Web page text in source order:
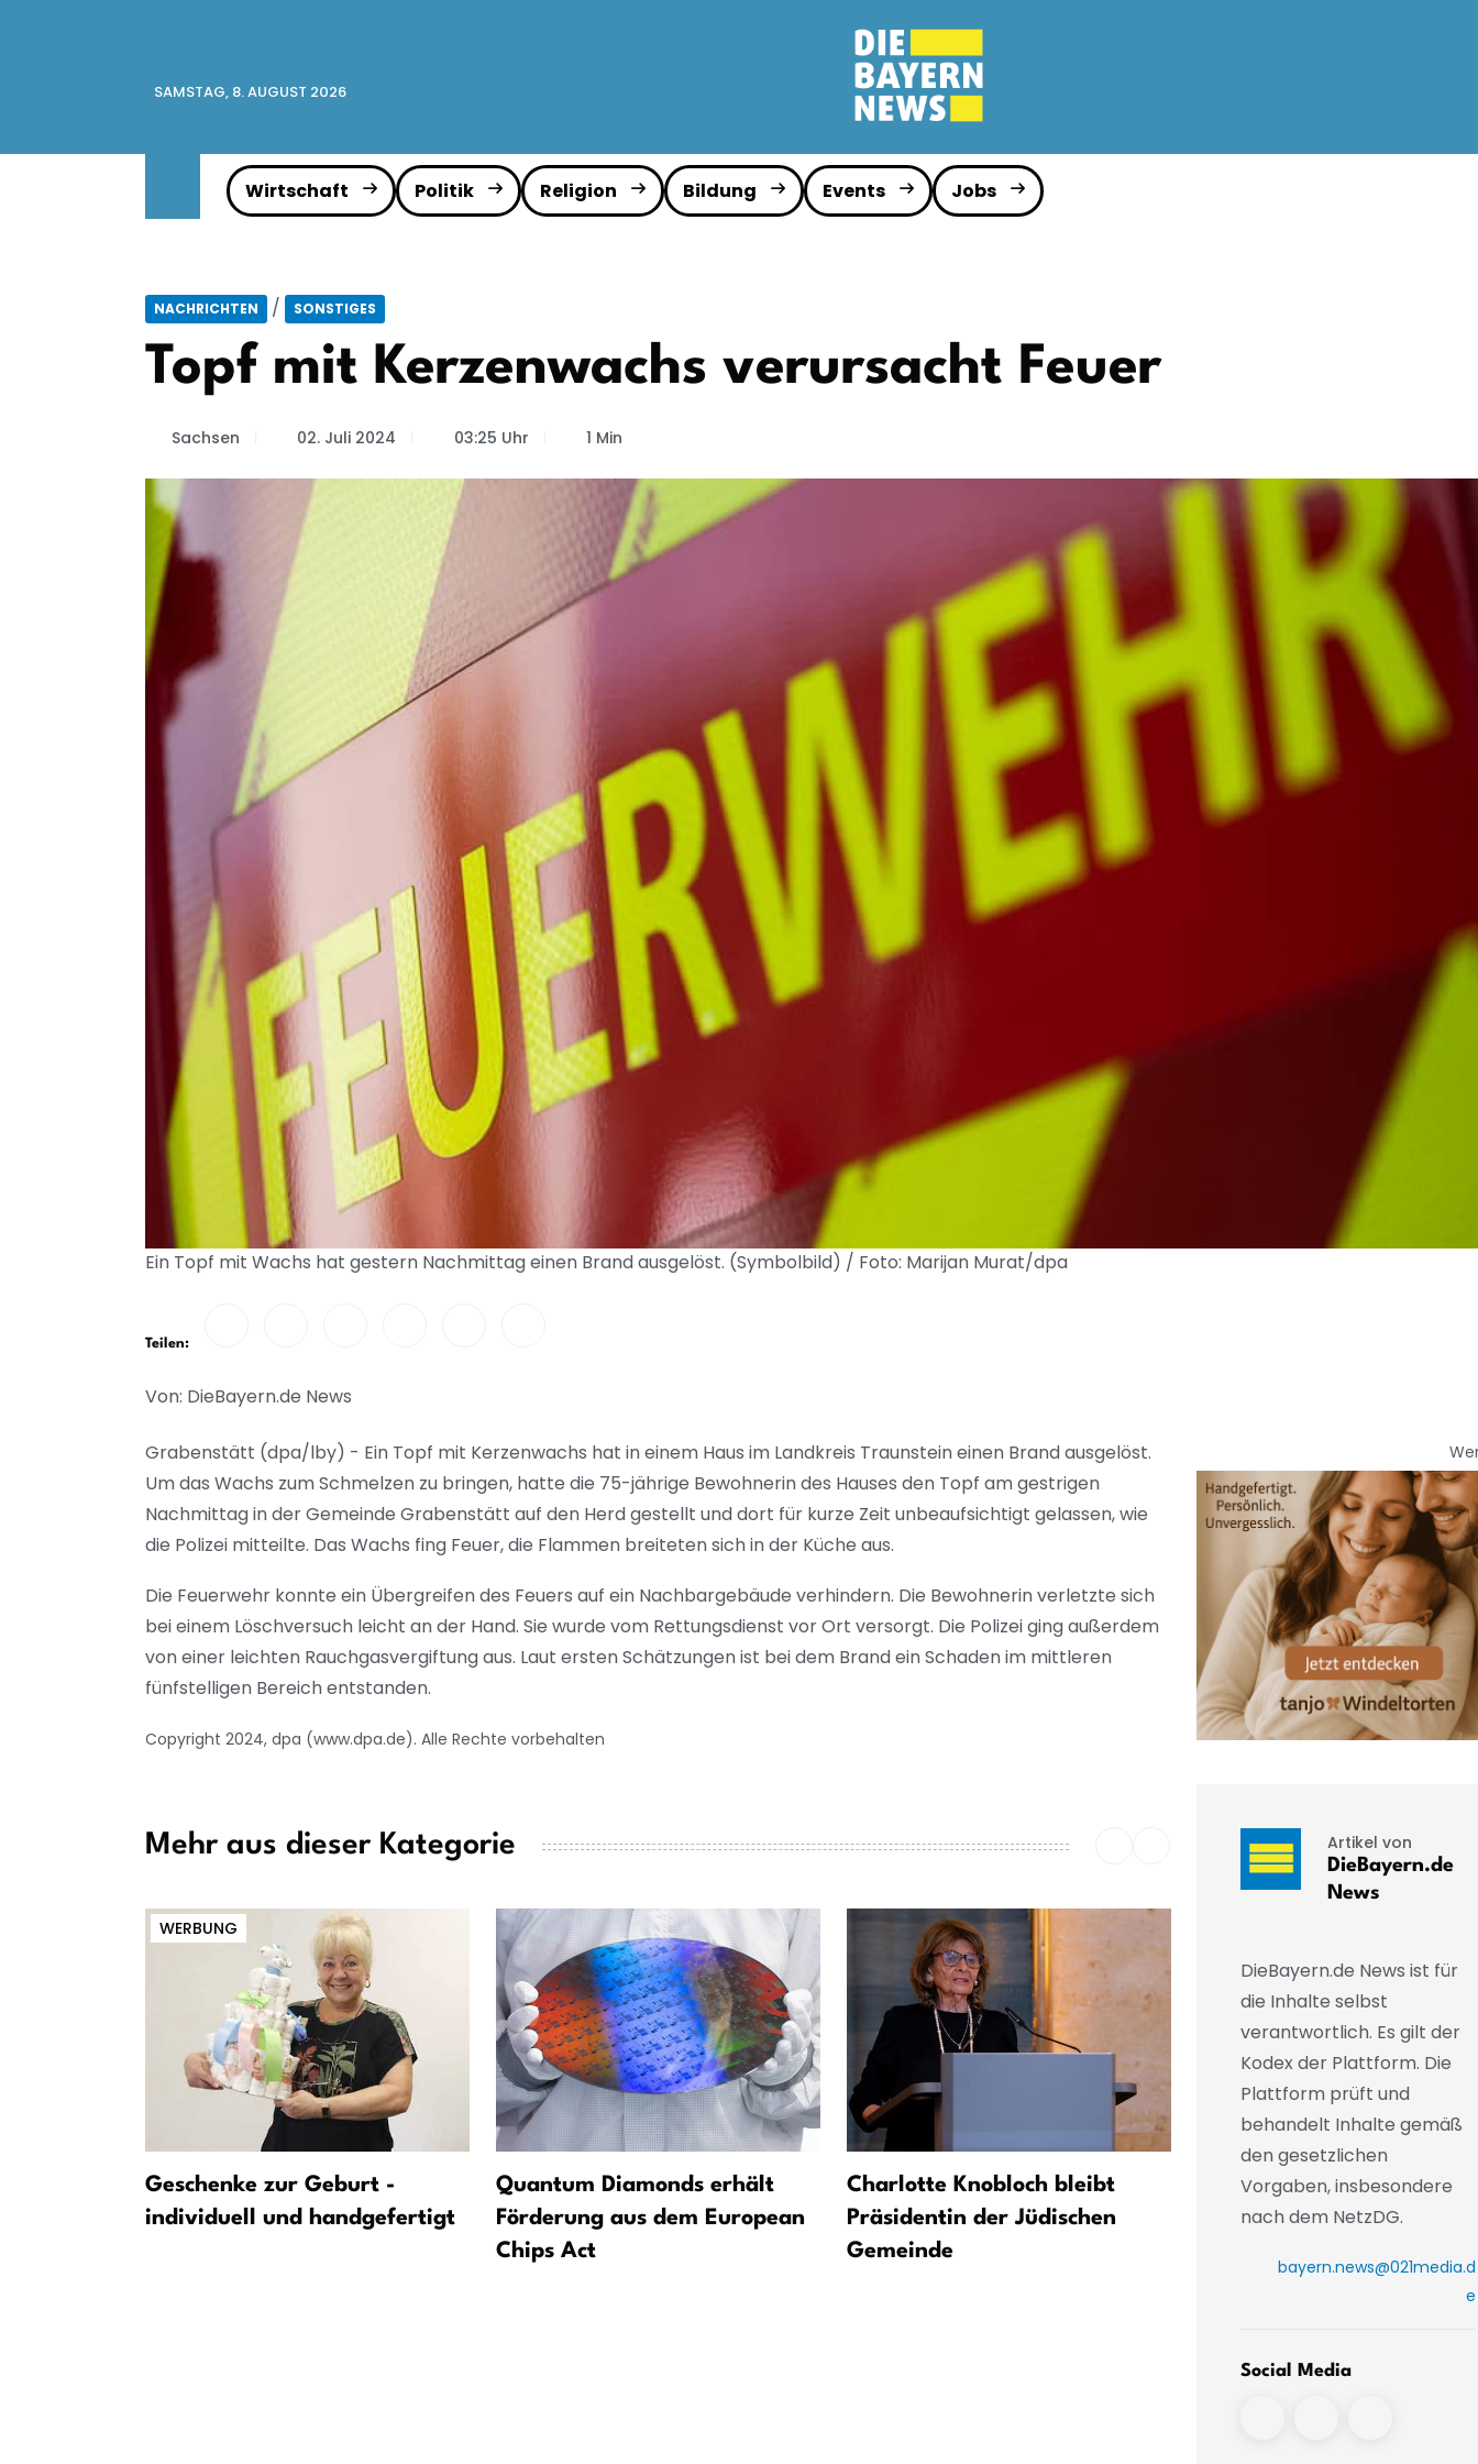
SAMSTAG, 8. AUGUST 2026
Wirtschaft Politik Religion Bildung Events Jobs
NACHRICHTEN / SONSTIGES
Topf mit Kerzenwachs verursacht Feuer
Sachsen 02. Juli 2024 03:25 Uhr 1 Min
Ein Topf mit Wachs hat gestern Nachmittag einen Brand ausgelöst. (Symbolbild) / Foto: Marijan Murat/dpa
Teilen:
Von: DieBayern.de News
Grabenstätt (dpa/lby) - Ein Topf mit Kerzenwachs hat in einem Haus im Landkreis Traunstein einen Brand ausgelöst.
Um das Wachs zum Schmelzen zu bringen, hatte die 75-jährige Bewohnerin des Hauses den Topf am gestrigen
Nachmittag in der Gemeinde Grabenstätt auf den Herd gestellt und dort für kurze Zeit unbeaufsichtigt gelassen, wie
die Polizei mitteilte. Das Wachs fing Feuer, die Flammen breiteten sich in der Küche aus.
Die Feuerwehr konnte ein Übergreifen des Feuers auf ein Nachbargebäude verhindern. Die Bewohnerin verletzte sich
bei einem Löschversuch leicht an der Hand. Sie wurde vom Rettungsdienst vor Ort versorgt. Die Polizei ging außerdem
von einer leichten Rauchgasvergiftung aus. Laut ersten Schätzungen ist bei dem Brand ein Schaden im mittleren
fünfstelligen Bereich entstanden.
Copyright 2024, dpa (www.dpa.de). Alle Rechte vorbehalten
Mehr aus dieser Kategorie
WERBUNG
Geschenke zur Geburt -
individuell und handgefertigt
Quantum Diamonds erhält
Förderung aus dem European
Chips Act
Charlotte Knobloch bleibt
Präsidentin der Jüdischen
Gemeinde
58.640 standesamtliche
in Bayern 2025 – Zahl
Artikel von
DieBayern.de
News
DieBayern.de News ist für
die Inhalte selbst
verantwortlich. Es gilt der
Kodex der Plattform. Die
Plattform prüft und
behandelt Inhalte gemäß
den gesetzlichen
Vorgaben, insbesondere
nach dem NetzDG.
bayern.news@021media.d
e
Social Media